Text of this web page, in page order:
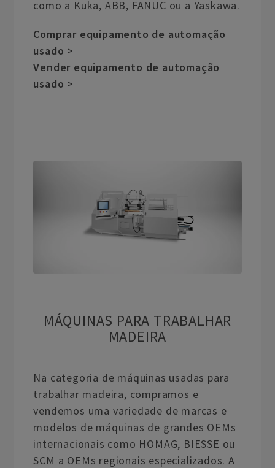
como a Kuka, ABB, FANUC ou a Yaskawa.
Comprar equipamento de automação
usado >
Vender equipamento de automação
usado >
MÁQUINAS PARA TRABALHAR
MADEIRA
Na categoria de máquinas usadas para
trabalhar madeira, compramos e
vendemos uma variedade de marcas e
modelos de máquinas de grandes OEMs
internacionais como HOMAG, BIESSE ou
SCM a OEMs regionais especializados. A